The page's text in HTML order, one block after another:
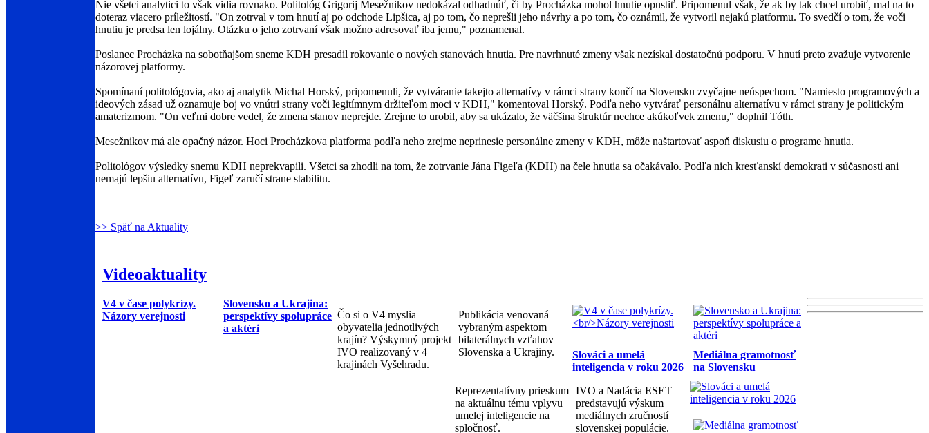
Nie všetci analytici to však vidia rovnako. Politológ Grigorij Mesežnikov nedokázal odhadnúť, či by Procházka mohol hnutie opustiť. Pripomenul však, že ak by tak chcel urobiť, mal na to
doteraz viacero príležitostí. "On zotrval v tom hnutí aj po odchode Lipšica, aj po tom, čo neprešli jeho návrhy a po tom, čo oznámil, že vytvoril nejakú platformu. To svedčí o tom, že voči
hnutiu je predsa len lojálny. Otázku o jeho zotrvaní však možno adresovať iba jemu," poznamenal.
Poslanec Procházka na sobotňajšom sneme KDH presadil rokovanie o nových stanovách hnutia. Pre navrhnuté zmeny však nezískal dostatočnú podporu. V hnutí preto zvažuje vytvorenie
názorovej platformy.
Spomínaní politológovia, ako aj analytik Michal Horský, pripomenuli, že vytváranie takejto alternatívy v rámci strany končí na Slovensku zvyčajne neúspechom. "Namiesto programových a
ideových zásad už oznamuje boj vo vnútri strany voči legitímnym držiteľom moci v KDH," komentoval Horský. Podľa neho vytvárať personálnu alternatívu v rámci strany je politickým
amaterizmom. "On veľmi dobre vedel, že zmena stanov neprejde. Zrejme to urobil, aby sa ukázalo, že väčšina štruktúr nechce akúkoľvek zmenu," doplnil Tóth.
Mesežnikov má ale opačný názor. Hoci Procházkova platforma podľa neho zrejme neprinesie personálne zmeny v KDH, môže naštartovať aspoň diskusiu o programe hnutia.
Politológov výsledky snemu KDH neprekvapili. Všetci sa zhodli na tom, že zotrvanie Jána Figeľa (KDH) na čele hnutia sa očakávalo. Podľa nich kresťanskí demokrati v súčasnosti ani
nemajú lepšiu alternatívu, Figeľ zaručí strane stabilitu.
>> Späť na Aktuality
Videoaktuality
V4 v čase polykrízy.
Názory verejnosti
Slovensko a Ukrajina:
perspektívy spolupráce
a aktéri
Čo si o V4 myslia
obyvatelia jednotlivých
krajín? Výskymný projekt
IVO realizovaný v 4
krajinách Vyšehradu.
Publikácia venovaná
vybraným aspektom
bilaterálnych vzťahov
Slovenska a Ukrajiny.
Slováci a umelá
inteligencia v roku 2026
Mediálna gramotnosť
na Slovensku
Reprezentatívny prieskum
na aktuálnu tému vplyvu
umelej inteligencie na
spločnosť.
IVO a Nadácia ESET
predstavujú výskum
mediálnych zručností
slovenskej populácie.